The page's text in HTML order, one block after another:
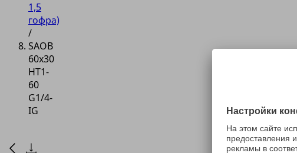
1,5
гофра)
/
SAOB
60x30
HT1-
60
G1/4-
IG